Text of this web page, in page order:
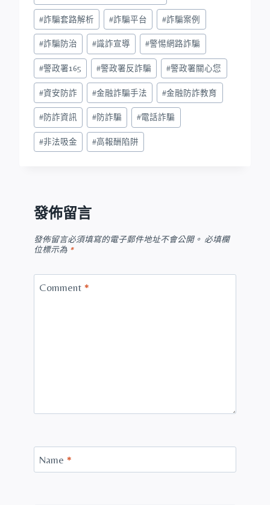
#詐騙套路解析 #詐騙平台 #詐騙案例
#詐騙防治 #識詐宣導 #警惕網路詐騙
#警政署165 #警政署反詐騙 #警政署關心您
#資安防詐 #金融詐騙手法 #金融防詐教育
#防詐資訊 #防詐騙 #電話詐騙
#非法吸金 #高報酬陷阱
發佈留言
發佈留言必須填寫的電子郵件地址不會公開。 必填欄
位標示為 *
Comment *
Name *